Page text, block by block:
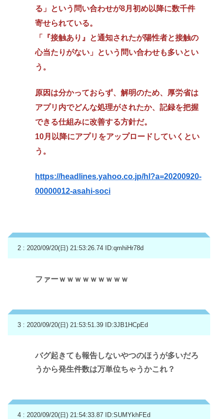
る」という問い合わせが8月初め以降に数千件
寄せられている。
「『接触あり』と通知されたが陽性者と接触の
心当たりがない」という問い合わせも多いとい
う。
原因は分かっておらず、解明のため、厚労省は
アプリ内でどんな処理がされたか、記録を把握
できる仕組みに改善する方針だ。
10月以降にアプリをアップロードしていくとい
う。
https://headlines.yahoo.co.jp/hl?a=20200920-
00000012-asahi-soci
2 : 2020/09/20(日) 21:53:26.74 ID:qmhiHr78d
ファーｗｗｗｗｗｗｗｗｗ
3 : 2020/09/20(日) 21:53:51.39 ID:3JB1HCpEd
バグ起きても報告しないやつのほうが多いだろ
うから発生件数は万単位ちゃうかこれ？
4 : 2020/09/20(日) 21:54:33.87 ID:SUMYkhFEd